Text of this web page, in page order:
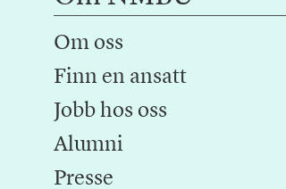
Om oss
Finn en ansatt
Jobb hos oss
Alumni
Presse